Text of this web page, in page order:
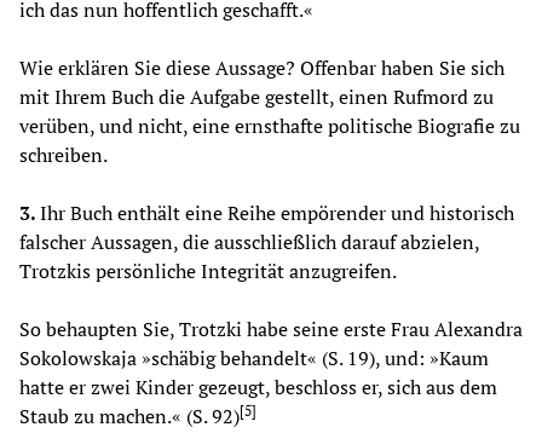
ich das nun hoffentlich geschafft.«
Wie erklären Sie diese Aussage? Offenbar haben Sie sich
mit Ihrem Buch die Aufgabe gestellt, einen Rufmord zu
verüben, und nicht, eine ernsthafte politische Biografie zu
schreiben.
3.Ihr Buch enthält eine Reihe empörender und historisch
falscher Aussagen, die ausschließlich darauf abzielen,
Trotzkis persönliche Integrität anzugreifen.
So behaupten Sie, Trotzki habe seine erste Frau Alexandra
Sokolowskaja »schäbig behandelt« (S. 19), und: »Kaum
hatte er zwei Kinder gezeugt, beschloss er, sich aus dem
Staub zu machen.« (S. 92)[5]